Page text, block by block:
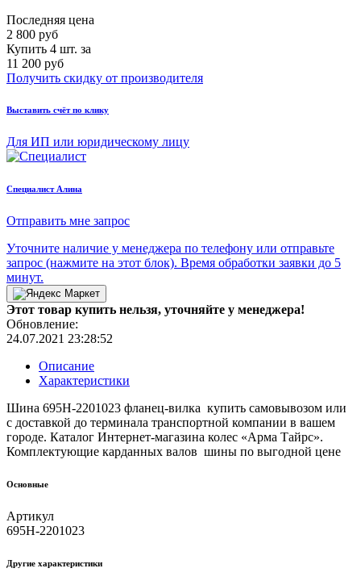
Последняя цена
2 800 руб
Купить 4 шт. за
11 200 руб
Получить скидку от производителя
Выставить счёт по клику
Для ИП или юридическому лицу
Cпециалист Алина
Отправить мне запрос
Уточните наличие у менеджера по телефону или отправьте
запрос (нажмите на этот блок). Время обработки заявки до 5
минут.
Этот товар купить нельзя, уточняйте у менеджера!
Обновление:
24.07.2021 23:28:52
Описание
Характеристики
Шина 695Н-2201023 фланец-вилка купить самовывозом или
с доставкой до терминала транспортной компании в вашем
городе. Каталог Интернет-магазина колес «Арма Тайрс».
Комплектующие карданных валов шины по выгодной цене
Основные
Артикул
695Н-2201023
Другие xарактеристики